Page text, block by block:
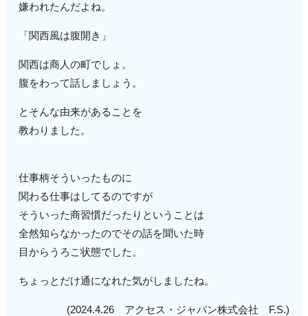
嫌われたんだよね。
「関西風は腹開き」
関西は商人の町でしょ。
腹をわって話しましょう。
とそんな由来があることを
教わりました。
仕事柄そういったものに
関わる仕事はしてるのですが
そういった商習慣だったりということは
全然知らなかったのでその話を聞いた時
目からうろこ状態でした。
ちょっとだけ通になれた気がしましたね。
(2024.4.26 アクセス・ジャパン株式会社 F.S.)